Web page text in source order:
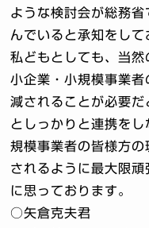
ような検討会が総務
んでいると承知をして
私どもとしても、当
小企業・小規模事業
減されることが必要
としっかりと連携を
規模事業者の皆様方
されるように最大限
に思っております。
○矢倉克夫君